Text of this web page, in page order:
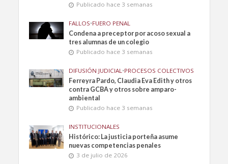
Publicado hace 3 semanas
FALLOS•FUERO PENAL
Condena a preceptor por acoso sexual a
tres alumnas de un colegio
Publicado hace 3 semanas
DIFUSIÓN JUDICIAL•PROCESOS COLECTIVOS
Ferreyra Pardo, Claudia Eva Edith y otros
contra GCBA y otros sobre amparo-
ambiental
Publicado hace 3 semanas
INSTITUCIONALES
Histórico: La justicia porteña asume
nuevas competencias penales
3 de julio de 2026